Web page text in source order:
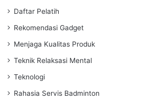
Daftar Pelatih
Rekomendasi Gadget
Menjaga Kualitas Produk
Teknik Relaksasi Mental
Teknologi
Rahasia Servis Badminton